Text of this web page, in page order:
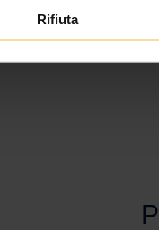
Rifiuta
tutte le
coltivate.